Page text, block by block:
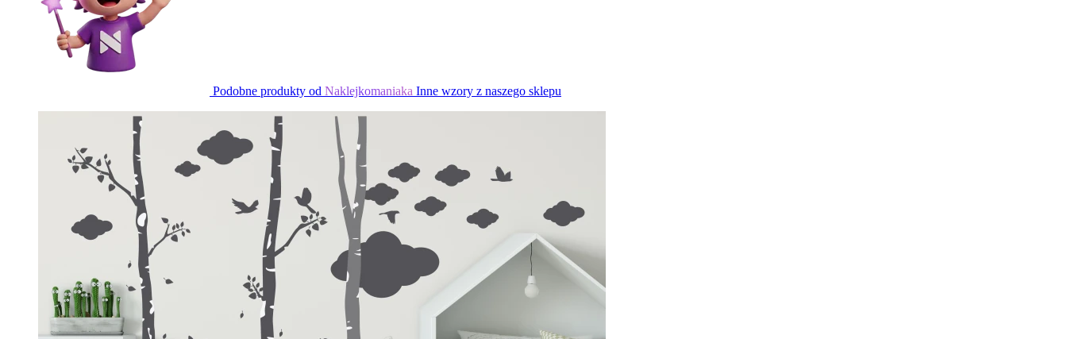
Podobne produkty od Naklejkomaniaka Inne wzory z naszego sklepu